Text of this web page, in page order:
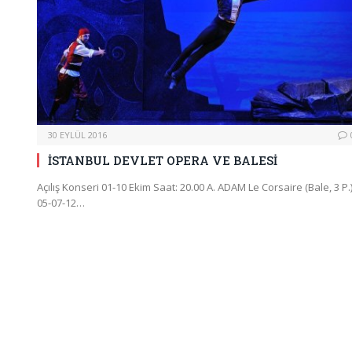
30 EYLÜL 2016
İSTANBUL DEVLET OPERA VE BALESİ
Açılış Konseri 01-10 Ekim Saat: 20.00 A. ADAM Le Corsaire (Bale, 3 P.)
05-07-12…